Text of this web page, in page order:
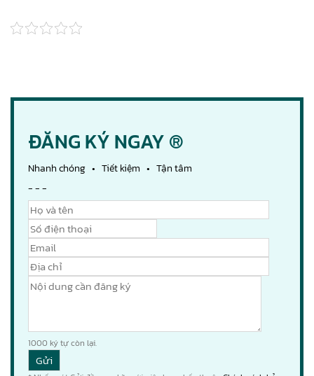
ĐĂNG KÝ NGAY ®
Nhanh chóng • Tiết kiệm • Tận tâm
- - -
1000 ký tự còn lại.